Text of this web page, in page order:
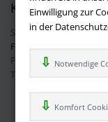
Einwilligung zur
in der
Notwendige
Komfort
Kontakt
Sie haben Fragen?Hier
Fragen.
Fragen per E-Mail:
Telefon: +49 (0)9209 20
Ihre Vorteile
Kostenloser